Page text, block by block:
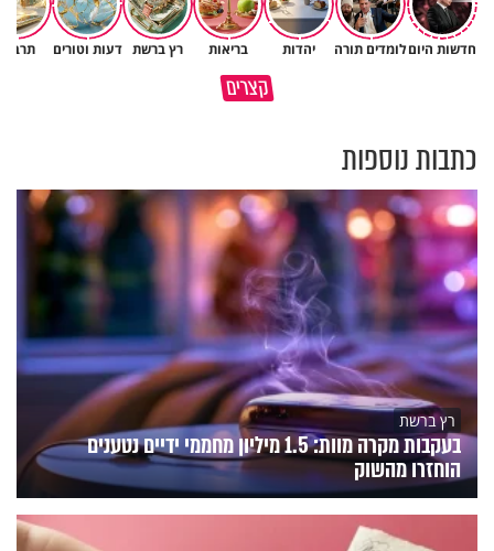
חדשות היוםלומדים תורה יהדות בריאות רץ ברשת דעות וטורים
קצרים
מזמור כ׳ בתהילים - סגולה
במבט לאחור - האם התקופה
כתבות נוספות
רץ ברשת
בעקבות מקרה מוות: 1.5 מיליון מחממי ידיים נטענים
הוחזרו מהשוק